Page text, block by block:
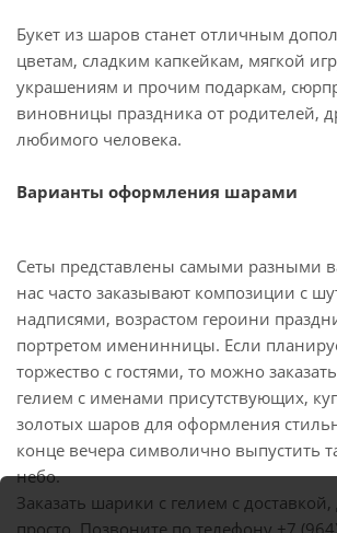
Букет из шаров станет отличным
цветам, сладким капкейкам, мягкой
украшениям и прочим подаркам,
виновницы праздника от родителей,
любимого человека.
Варианты оформления шарами
Сеты представлены самыми разными
нас часто заказывают композиции с
надписями, возрастом героини
портретом именинницы. Если
торжество с гостями, то можно
гелием с именами присутствующих,
золотых шаров для оформления
конце вечера символично выпустить
небо.
Заказать шарики с гелием с
просто. Позвоните по телефону +7